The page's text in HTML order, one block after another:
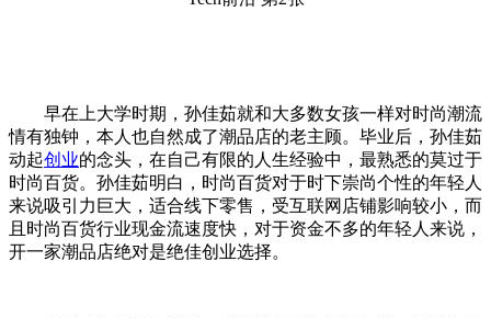
早在上大学时期，孙佳茹就和大多数女孩一样对时尚潮流
情有独钟，本人也自然成了潮品店的老主顾。毕业后，孙佳茹
动起创业的念头，在自己有限的人生经验中，最熟悉的莫过于
时尚百货。孙佳茹明白，时尚百货对于时下崇尚个性的年轻人
来说吸引力巨大，适合线下零售，受互联网店铺影响较小，而
且时尚百货行业现金流速度快，对于资金不多的年轻人来说，
开一家潮品店绝对是绝佳创业选择。